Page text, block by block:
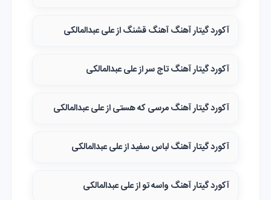
آکورد گیتار آهنگ آهنگ قشنگ از علی عبدالمالکی
آکورد گیتار آهنگ تاج سر از علی عبدالمالکی
آکورد گیتار آهنگ مرسی که هستی از علی عبدالمالکی
آکورد گیتار آهنگ لباس سفید از علی عبدالمالکی
آکورد گیتار آهنگ واسه تو از علی عبدالمالکی